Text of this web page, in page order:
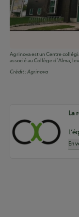
Agrinova est un Centre
associé au Collège d'Alma,
Crédit :Agrinova
Auteurs de La
En